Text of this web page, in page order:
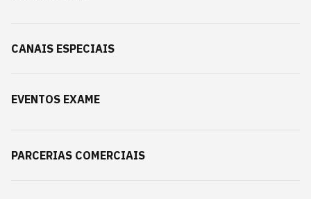
CANAIS ESPECIAIS
EVENTOS EXAME
PARCERIAS COMERCIAIS